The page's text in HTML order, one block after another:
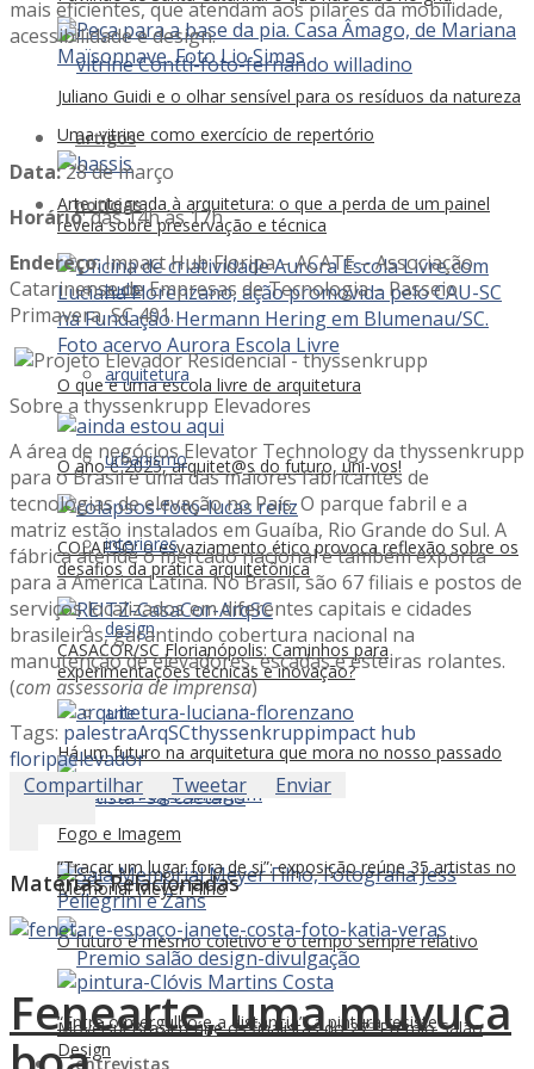
Juliano Guidi e o olhar sensível para os resíduos da natureza
artigos
Arte integrada à arquitetura: o que a perda de um painel
revela sobre preservação e técnica
O que é uma escola livre de arquitetura
O ano é 2025, arquitet@s do futuro, uni-vos!
COLAPSO: o esvaziamento ético provoca reflexão sobre os
desafios da prática arquitetônica
CASACOR/SC Florianópolis: Caminhos para
experimentações técnicas e inovação?
Há um futuro na arquitetura que mora no nosso passado
Fogo e Imagem
O futuro é mesmo coletivo e o tempo sempre relativo
“Entre o mergulho e a distância”: a pintura resiste
entrevistas
Uma vitrine como exercício de repertório
notícias
tudo
arquitetura
urbanismo
interiores
design
arte
“Traçar um lugar fora de si”: exposição reúne 35 artistas no
Memorial Meyer Filho
Movelsul Brasil reúne os finalistas do 27º Prêmio Salão
Design
mais eficientes, que atendam aos pilares da mobilidade,
acessibilidade e design.
Data:28 de março
Horário: das 14h às 17h
Endereço: Impact Hub Floripa – ACATE – Associação
Catarinense de Empresas de Tecnologia – Passeio
Primavera, SC 401.
Sobre a thyssenkrupp Elevadores
A área de negócios Elevator Technology da thyssenkrupp
para o Brasil é uma das maiores fabricantes de
tecnologias de elevação no País. O parque fabril e a
matriz estão instalados em Guaíba, Rio Grande do Sul. A
fábrica atende o mercado nacional e também exporta
para a América Latina. No Brasil, são 67 filiais e postos de
serviços localizados em diferentes capitais e cidades
brasileiras, garantindo cobertura nacional na
manutenção de elevadores, escadas e esteiras rolantes.
(com assessoria de imprensa)
Tags: palestraArqSCthyssenkruppimpact hub
floripaelevador
Compartilhar
Tweetar Enviar
MatériasRelacionadas
Fenearte, uma muvuca